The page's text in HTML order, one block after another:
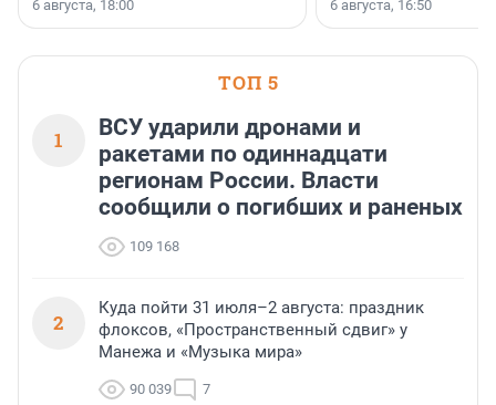
6 августа, 18:00
застройщик
области».
6 августа, 16:50
ТОП 5
1
ВСУ ударили дронами и
ракетами по одиннадцати
регионам России. Власти
сообщили о погибших и раненых
109 168
2
Куда пойти 31 июля–2 августа: праздник
флоксов, «Пространственный сдвиг» у
Манежа и «Музыка мира»
90 039 7